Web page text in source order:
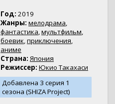
Год: 2019
Жанры: мелодрама,
фантастика,мультфильм,
боевик,приключения,
аниме
Страна: Япония
Режиссер: Юкио Такахаси
Добавлена 3 серия 1
сезона (SHIZA Project)